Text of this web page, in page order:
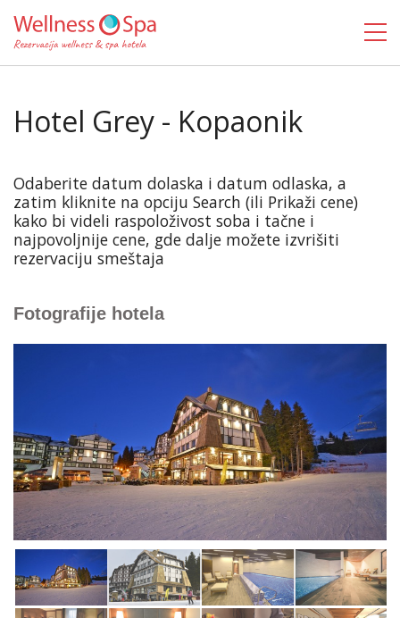
Hotel Grey - Kopaonik
Odaberite datum dolaska i datum odlaska, a
zatim kliknite na opciju Search (ili Prikaži cene)
kako bi videli raspoloživost soba i tačne i
najpovoljnije cene, gde dalje možete izvrišiti
rezervaciju smeštaja
Fotografije hotela